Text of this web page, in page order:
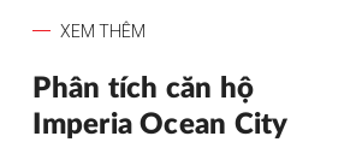
XEM THÊM
Phân tích căn hộ
Imperia Ocean City